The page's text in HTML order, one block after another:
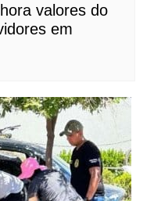
valores do
em